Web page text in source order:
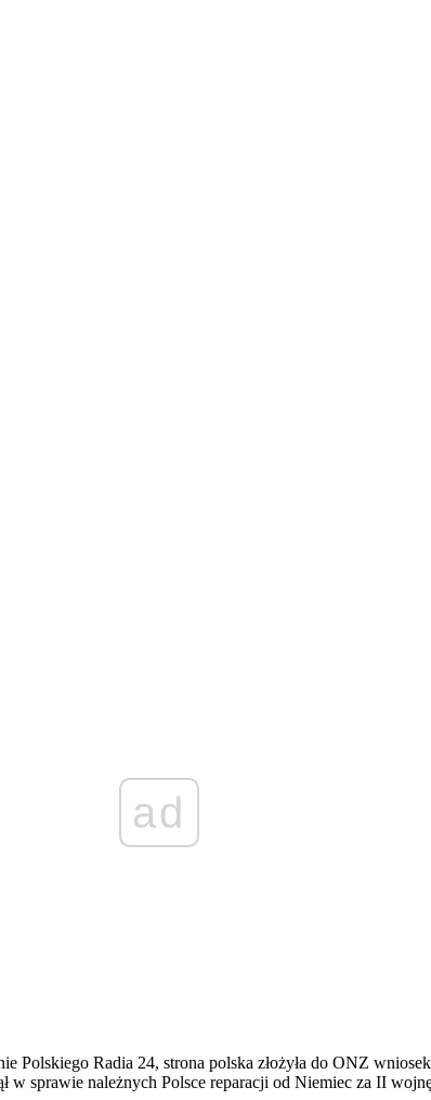
ad
Polskiego Radia 24, strona polska złożyła do ONZ
w sprawie należnych Polsce reparacji od Niemiec za II